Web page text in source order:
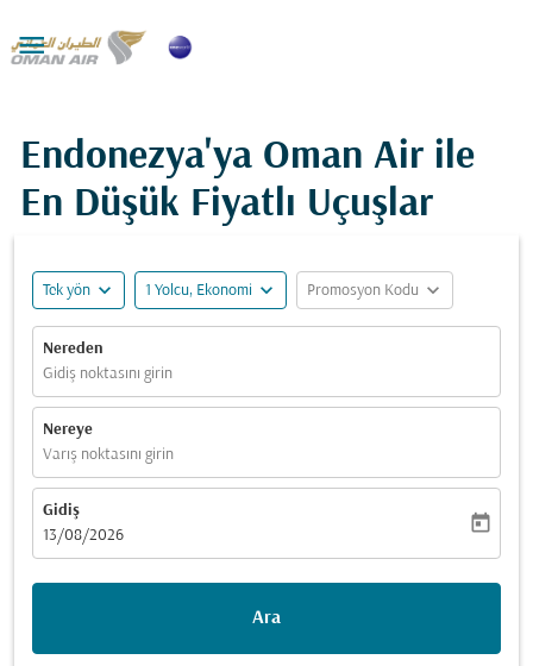

Endonezya'ya Oman Air ile
En Düşük Fiyatlı Uçuşlar
Tek yön expand_more 1 Yolcu, Ekonomi expand_more Promosyon Kodu expand_more
Nereden
Gidiş noktasını girin
Nereye
Varış noktasını girin
Gidiş
fc-booking-departure-date-aria-label
13/08/2026
today
Ara